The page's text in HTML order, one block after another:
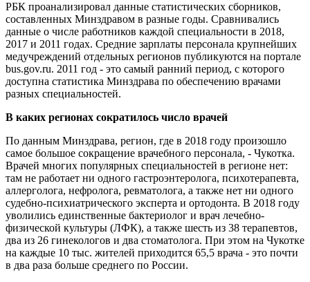
РБК проанализировал данные статистических сборников,
составленных Минздравом в разные годы. Сравнивались
данные о числе работников каждой специальности в 2018,
2017 и 2011 годах. Средние зарплаты персонала крупнейших
медучреждений отдельных регионов публикуются на портале
bus.gov.ru. 2011 год - это самый ранний период, с которого
доступна статистика Минздрава по обеспечению врачами
разных специальностей.
В каких регионах сократилось число врачей
По данным Минздрава, регион, где в 2018 году произошло
самое большое сокращение врачебного персонала, - Чукотка.
Врачей многих популярных специальностей в регионе нет:
там не работает ни одного гастроэнтеролога, психотерапевта,
аллерголога, нефролога, ревматолога, а также нет ни одного
судебно-психиатрического эксперта и ортодонта. В 2018 году
уволились единственные бактериолог и врач лечебно-
физической культуры (ЛФК), а также шесть из 38 терапевтов,
два из 26 гинекологов и два стоматолога. При этом на Чукотке
на каждые 10 тыс. жителей приходится 65,5 врача - это почти
в два раза больше среднего по России.